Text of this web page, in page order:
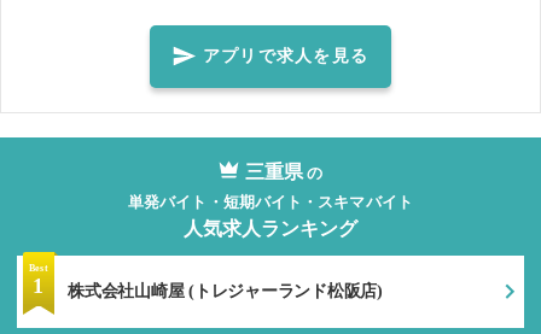
せる可能性があります。 明るい笑顔でお客様へ接しましょ〜！ わから
ないことがあれば店長やスタッフに気軽に聞いて下さい！優しく教え
アプリで求人を見る
三重県 の
単発バイト・短期バイト・スキマバイト
人気求人ランキング
Best
1 株式会社山崎屋 (トレジャーランド松阪店)